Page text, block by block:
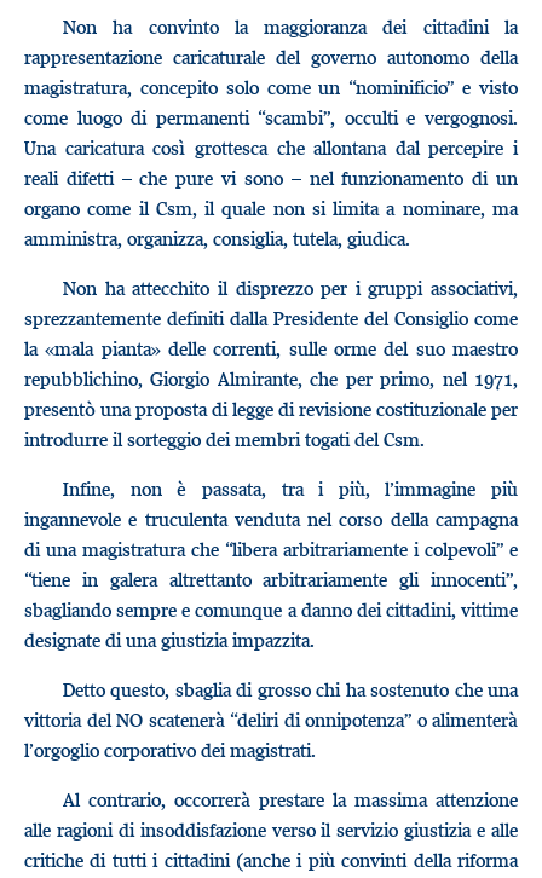
Non ha convinto la maggioranza dei cittadini la
rappresentazione caricaturale del governo autonomo della
magistratura, concepito solo come un “nominificio” e visto
come luogo di permanenti “scambi”, occulti e vergognosi.
Una caricatura così grottesca che allontana dal percepire i
reali difetti – che pure vi sono – nel funzionamento di un
organo come il Csm, il quale non si limita a nominare, ma
amministra, organizza, consiglia, tutela, giudica.
Non ha attecchito il disprezzo per i gruppi associativi,
sprezzantemente definiti dalla Presidente del Consiglio come
la «mala pianta» delle correnti, sulle orme del suo maestro
repubblichino, Giorgio Almirante, che per primo, nel 1971,
presentò una proposta di legge di revisione costituzionale per
introdurre il sorteggio dei membri togati del Csm.
Infine, non è passata, tra i più, l’immagine più
ingannevole e truculenta venduta nel corso della campagna
di una magistratura che “libera arbitrariamente i colpevoli” e
“tiene in galera altrettanto arbitrariamente gli innocenti”,
sbagliando sempre e comunque a danno dei cittadini, vittime
designate di una giustizia impazzita.
Detto questo, sbaglia di grosso chi ha sostenuto che una
vittoria del NO scatenerà “deliri di onnipotenza” o alimenterà
l’orgoglio corporativo dei magistrati.
Al contrario, occorrerà prestare la massima attenzione
alle ragioni di insoddisfazione verso il servizio giustizia e alle
critiche di tutti i cittadini (anche i più convinti della riforma